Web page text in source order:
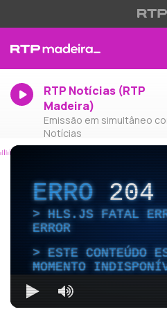
RTP Notícias (RTP
Madeira)
Emissão em simultâneo
Notícias
ERRO204
HLS.JS FATAL
ERROR
ESTE CONTEÚDO
MOMENTO